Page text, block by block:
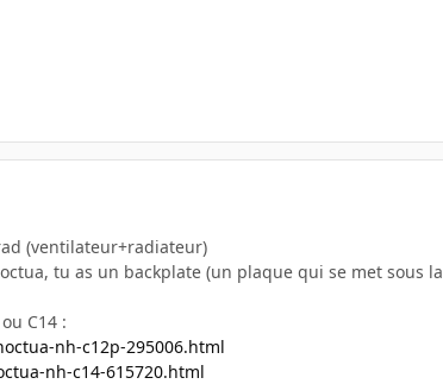
(ventilateur+radiateur)
tu as un backplate (un plaque qui se met sous
C14 :
nh-c12p-295006.html
nh-c14-615720.html